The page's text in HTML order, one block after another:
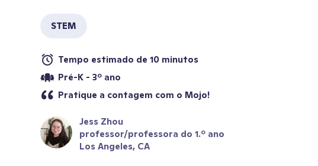
STEM
Tempo estimado de 10 minutos
Pré-K - 3º ano
Pratique a contagem com o Mojo!
Jess Zhou
professor/professora do 1.º ano
Los Angeles, CA